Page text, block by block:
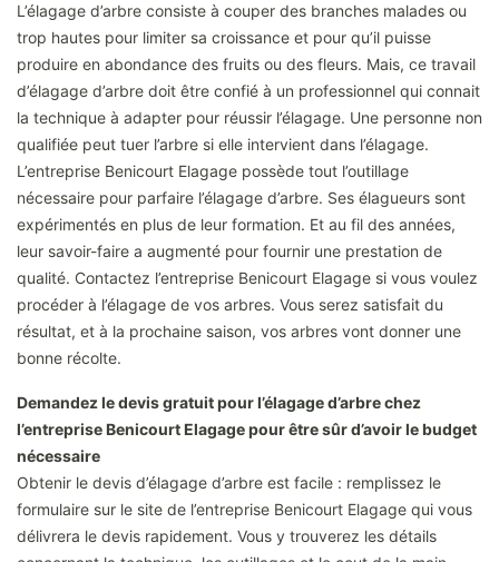
L’élagage d’arbre consiste à couper des branches malades ou
trop hautes pour limiter sa croissance et pour qu’il puisse
produire en abondance des fruits ou des fleurs. Mais, ce travail
d’élagage d’arbre doit être confié à un professionnel qui connait
la technique à adapter pour réussir l’élagage. Une personne non
qualifiée peut tuer l’arbre si elle intervient dans l’élagage.
L’entreprise Benicourt Elagage possède tout l’outillage
nécessaire pour parfaire l’élagage d’arbre. Ses élagueurs sont
expérimentés en plus de leur formation. Et au fil des années,
leur savoir-faire a augmenté pour fournir une prestation de
qualité. Contactez l’entreprise Benicourt Elagage si vous voulez
procéder à l’élagage de vos arbres. Vous serez satisfait du
résultat, et à la prochaine saison, vos arbres vont donner une
bonne récolte.
Demandez le devis gratuit pour l’élagage d’arbre chez
l’entreprise Benicourt Elagage pour être sûr d’avoir le budget
nécessaire
Obtenir le devis d’élagage d’arbre est facile : remplissez le
formulaire sur le site de l’entreprise Benicourt Elagage qui vous
délivrera le devis rapidement. Vous y trouverez les détails